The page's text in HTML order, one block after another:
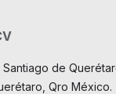
de
Qro México.